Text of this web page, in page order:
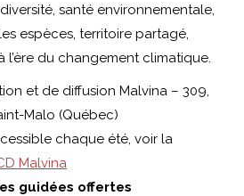
santé environnementale,
espèces, territoire partagé,
du changement climatique.
et de diffusion Malvina – 309,
Malo (Québec)
chaque été, voir la
Malvina
guidées offertes